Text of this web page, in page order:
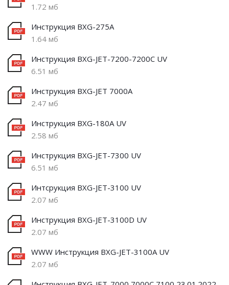
1.72 мб
Инструкция BXG-275A
1.64 мб
Инструкция BXG-JET-7200-7200C UV
6.51 мб
Инструкция BXG-JET 7000A
2.47 мб
Инструкция BXG-180A UV
2.58 мб
Инструкция BXG-JET-7300 UV
6.51 мб
Интсрукция BXG-JET-3100 UV
2.07 мб
Инструкция BXG-JET-3100D UV
2.07 мб
WWW Инструкция BXG-JET-3100A UV
2.07 мб